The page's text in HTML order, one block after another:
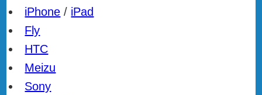
iPhone / iPad
Fly
HTC
Meizu
Sony